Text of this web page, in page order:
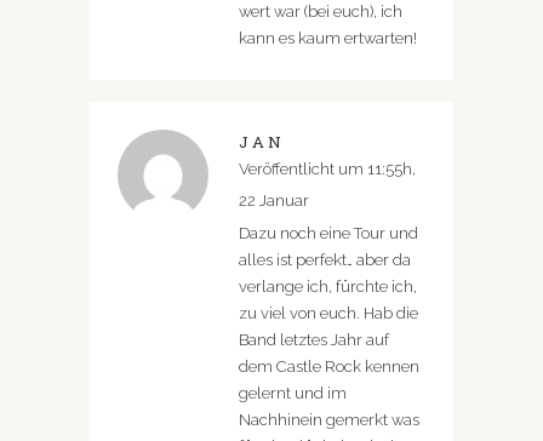
wert war (bei euch), ich
kann es kaum ertwarten!
JAN
Veröffentlicht um 11:55h,
22 Januar
Dazu noch eine Tour und
alles ist perfekt… aber da
verlange ich, fürchte ich,
zu viel von euch. Hab die
Band letztes Jahr auf
dem Castle Rock kennen
gelernt und im
Nachhinein gemerkt was